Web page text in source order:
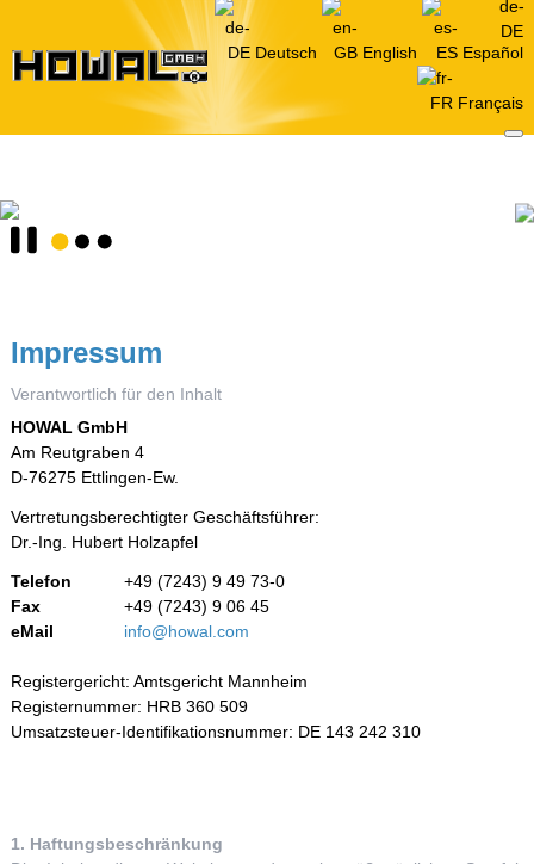
Deutsch English Español
Français
Impressum
Verantwortlich für den Inhalt
HOWAL GmbH
Am Reutgraben 4
D-76275 Ettlingen-Ew.
Vertretungsberechtigter Geschäftsführer:
Dr.-Ing. Hubert Holzapfel
Telefon
+49 (7243) 9 49 73-0
Fax
+49 (7243) 9 06 45
eMail
info@howal.com
Registergericht: Amtsgericht Mannheim
Registernummer: HRB 360 509
Umsatzsteuer-Identifikationsnummer: DE 143 242 310
1. Haftungsbeschränkung